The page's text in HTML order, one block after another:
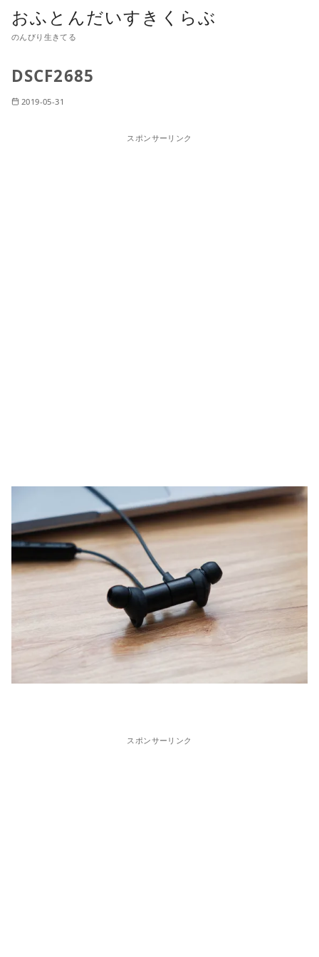
おふとんだいすきくらぶ
のんびり生きてる
DSCF2685
2019-05-31
スポンサーリンク
スポンサーリンク